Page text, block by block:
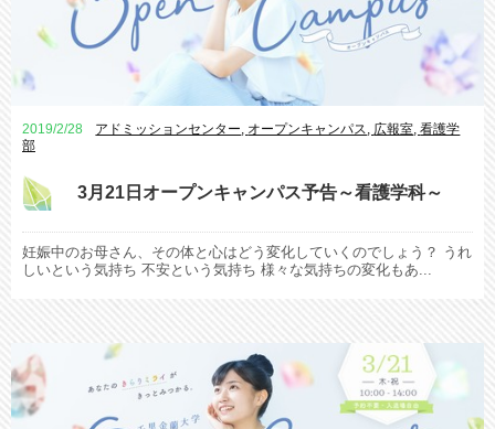
2019/2/28 アドミッションセンター オープンキャンパス 広報室 ,看護学
部
3月21日オープンキャンパス予告～看護学科～
妊娠中のお母さん、その体と心はどう変化していくのでしょう？ うれ
しいという気持ち 不安という気持ち 様々な気持ちの変化もあ...